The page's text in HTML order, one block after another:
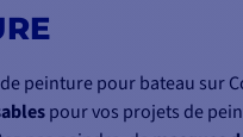
peinture pour bateau sur
pour vos projets de